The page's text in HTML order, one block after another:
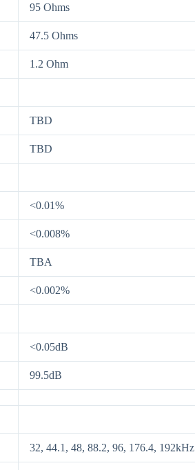
95 Ohms
47.5 Ohms
1.2 Ohm
TBD
TBD
<0.01%
<0.008%
TBA
<0.002%
<0.05dB
99.5dB
32, 44.1, 48, 88.2, 96, 176.4, 192kHz